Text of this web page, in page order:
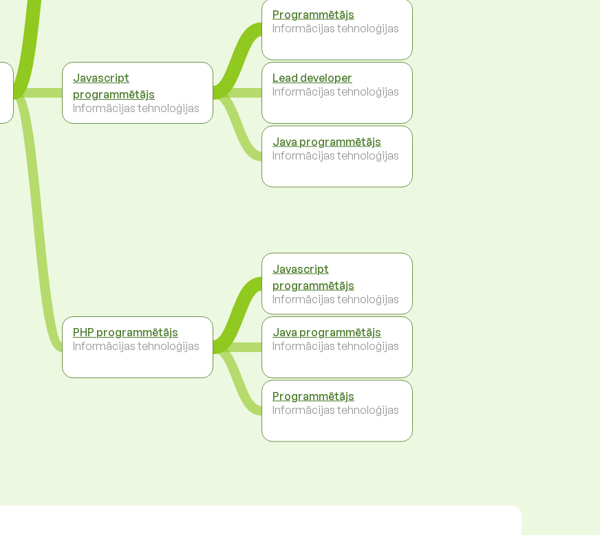
Javascript
programmētājs
Informācijas tehnoloģijas
PHP programmētājs
Informācijas tehnoloģijas
Programmētājs
Informācijas tehnoloģijas
Lead developer
Informācijas tehnoloģijas
Java programmētājs
Informācijas tehnoloģijas
Javascript
programmētājs
Informācijas tehnoloģijas
Java programmētājs
Informācijas tehnoloģijas
Programmētājs
Informācijas tehnoloģijas